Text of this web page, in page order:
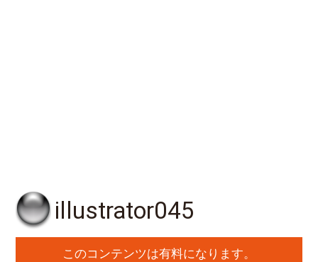
illustrator045
このコンテンツは有料になります。